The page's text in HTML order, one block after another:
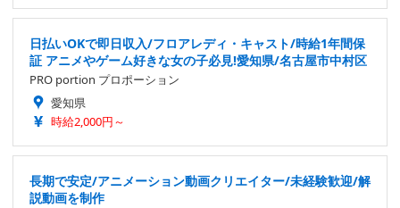
日払いOKで即日収入/フロアレディ・キャスト/時給1年間保
証 アニメやゲーム好きな女の子必見!愛知県/名古屋市中村区
PRO portion プロポーション
愛知県
時給2,000円～
長期で安定/アニメーション動画クリエイター/未経験歓迎/解
説動画を制作